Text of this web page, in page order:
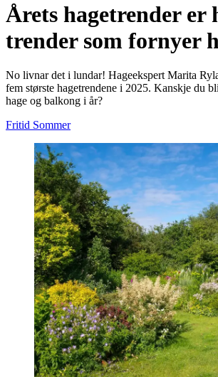
Årets hagetrender er
trender som fornyer
No livnar det i lundar! Hageekspert Marita
fem største hagetrendene i 2025. Kanskje du
hage og balkong i år?
Fritid Sommer